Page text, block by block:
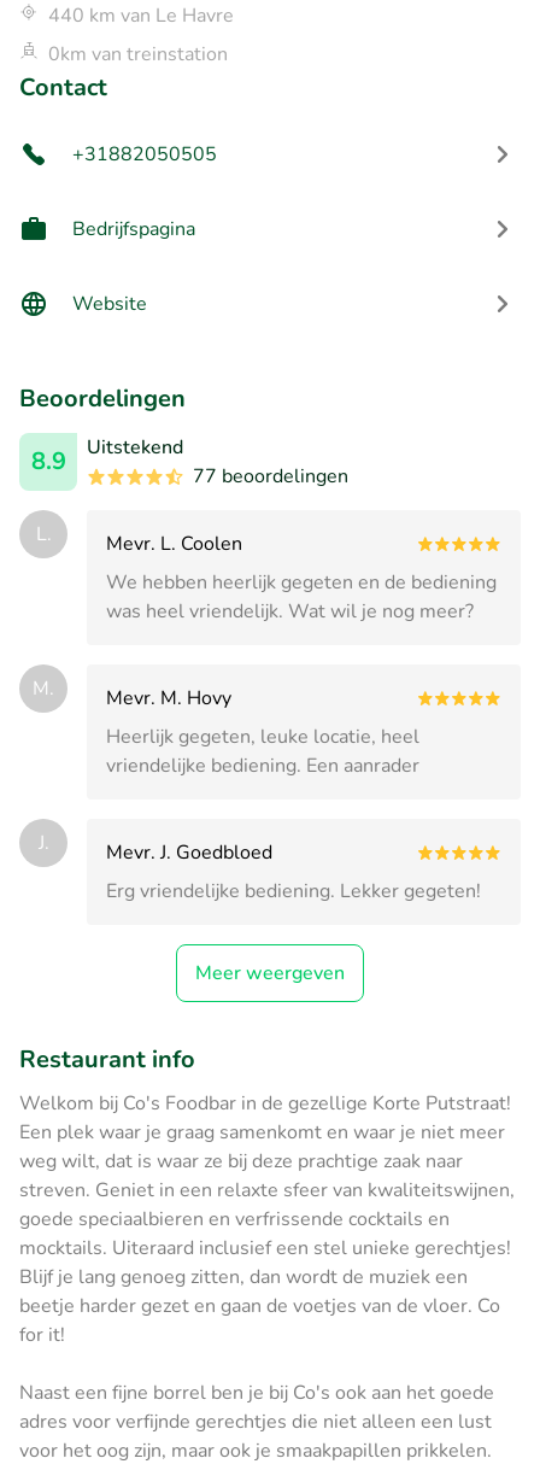
440 km van Le Havre
0km van treinstation
Contact
+31882050505
Bedrijfspagina
Website
Beoordelingen
8.9
Uitstekend
77 beoordelingen
L.
Mevr. L. Coolen
We hebben heerlijk gegeten en de bediening
was heel vriendelijk. Wat wil je nog meer?
M.
Mevr. M. Hovy
Heerlijk gegeten, leuke locatie, heel
vriendelijke bediening. Een aanrader
J.
Mevr. J. Goedbloed
Erg vriendelijke bediening. Lekker gegeten!
Meer weergeven
Restaurant info
Welkom bij Co's Foodbar in de gezellige Korte Putstraat!
Een plek waar je graag samenkomt en waar je niet meer
weg wilt, dat is waar ze bij deze prachtige zaak naar
streven. Geniet in een relaxte sfeer van kwaliteitswijnen,
goede speciaalbieren en verfrissende cocktails en
mocktails. Uiteraard inclusief een stel unieke gerechtjes!
Blijf je lang genoeg zitten, dan wordt de muziek een
beetje harder gezet en gaan de voetjes van de vloer. Co
for it!
Naast een fijne borrel ben je bij Co's ook aan het goede
adres voor verfijnde gerechtjes die niet alleen een lust
voor het oog zijn, maar ook je smaakpapillen prikkelen.